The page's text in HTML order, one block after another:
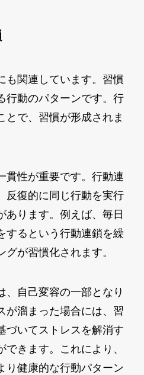
も関連しています。習慣
行動のパターンです。行
とで、習慣が形成されま
貫性が重要です。行動連
反復的に同じ行動を実行
あります。例えば、毎日
するという行動連鎖を繰
グが習慣化されます。
、自己変容の一部となり
が溜まった場合には、習
づいてストレスを解消す
きます。これにより、
り健康的な行動パターン